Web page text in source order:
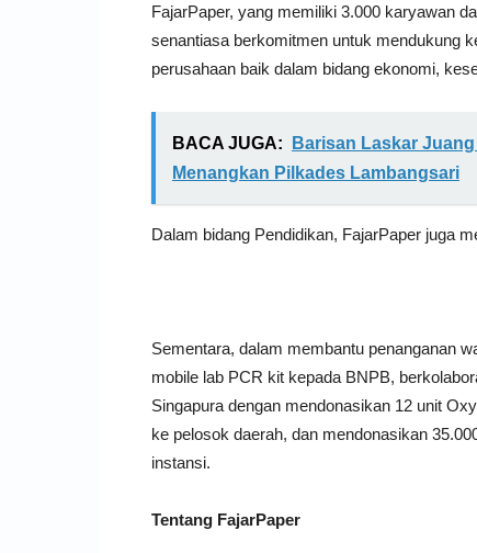
FajarPaper, yang memiliki 3.000 karyawan
senantiasa berkomitmen untuk mendukung
perusahaan baik dalam bidang ekonomi,
BACA JUGA:
Barisan Laskar
Menangkan Pilkades Lambangsari
Dalam bidang Pendidikan, FajarPaper juga
Sementara, dalam membantu penanganan
mobile lab PCR kit kepada BNPB,
Singapura dengan mendonasikan 12 unit
ke pelosok daerah, dan mendonasikan
instansi.
Tentang FajarPaper